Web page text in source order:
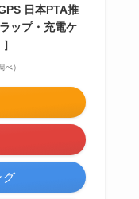
日本PTA推
ップ・充電ケ
）
グ